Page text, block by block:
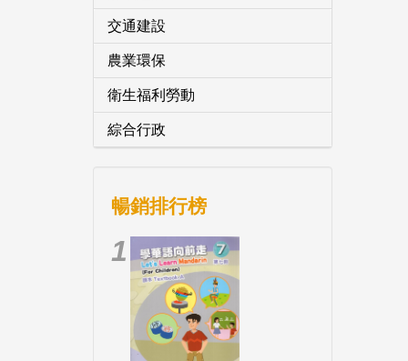
交通建設
農業環保
衛生福利勞動
綜合行政
暢銷排行榜
1